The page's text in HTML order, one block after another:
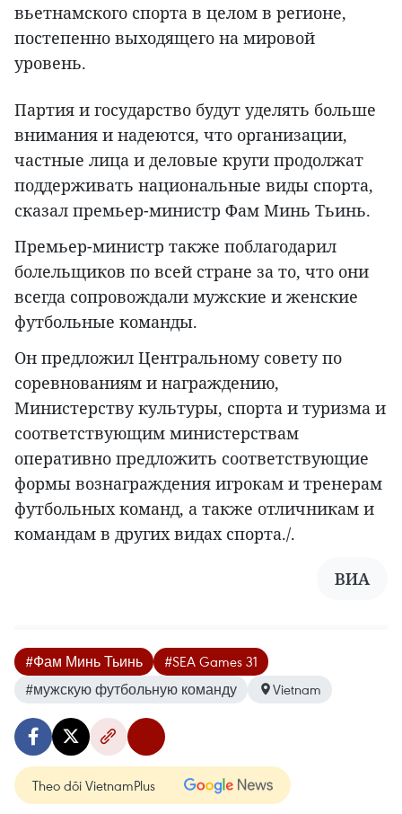
вьетнамского спорта в целом в регионе,
постепенно выходящего на мировой
уровень.
Партия и государство будут уделять больше
внимания и надеются, что организации,
частные лица и деловые круги продолжат
поддерживать национальные виды спорта,
сказал премьер-министр Фам Минь Тьинь.
Премьер-министр также поблагодарил
болельщиков по всей стране за то, что они
всегда сопровождали мужские и женские
футбольные команды.
Он предложил Центральному совету по
соревнованиям и награждению,
Министерству культуры, спорта и туризма и
соответствующим министерствам
оперативно предложить соответствующие
формы вознаграждения игрокам и тренерам
футбольных команд, а также отличникам и
командам в других видах спорта./.
ВИА
#Фам Минь Тьинь
#SEA Games 31
#мужскую футбольную команду
Vietnam
Theo dõi VietnamPlus